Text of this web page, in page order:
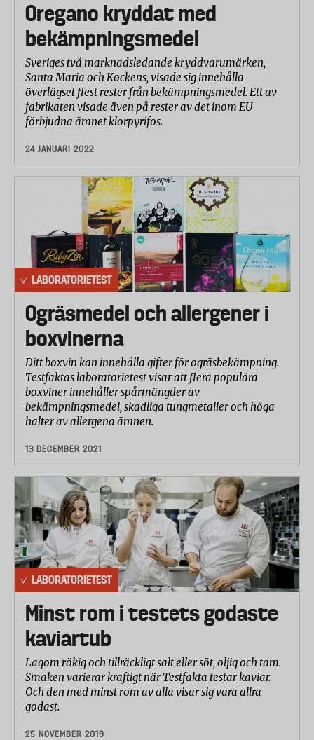
Oregano kryddat med
bekämpningsmedel
Sveriges två marknadsledande kryddvarumärken,
Santa Maria och Kockens, visade sig innehålla
överlägset flest rester från bekämpningsmedel. Ett av
fabrikaten visade även på rester av det inom EU
förbjudna ämnet klorpyrifos.
24 JANUARI 2022
LABORATORIETEST
Ogräsmedel och allergener i
boxvinerna
Ditt boxvin kan innehålla gifter för ogräsbekämpning.
Testfaktas laboratorietest visar att flera populära
boxviner innehåller spårmängder av
bekämpningsmedel, skadliga tungmetaller och höga
halter av allergena ämnen.
13 DECEMBER 2021
LABORATORIETEST
Minst rom i testets godaste
kaviartub
Lagom rökig och tillräckligt salt eller söt, oljig och tam.
Smaken varierar kraftigt när Testfakta testar kaviar.
Och den med minst rom av alla visar sig vara allra
godast.
25 NOVEMBER 2019